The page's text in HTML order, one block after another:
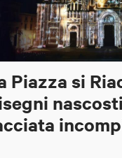
Piazza si